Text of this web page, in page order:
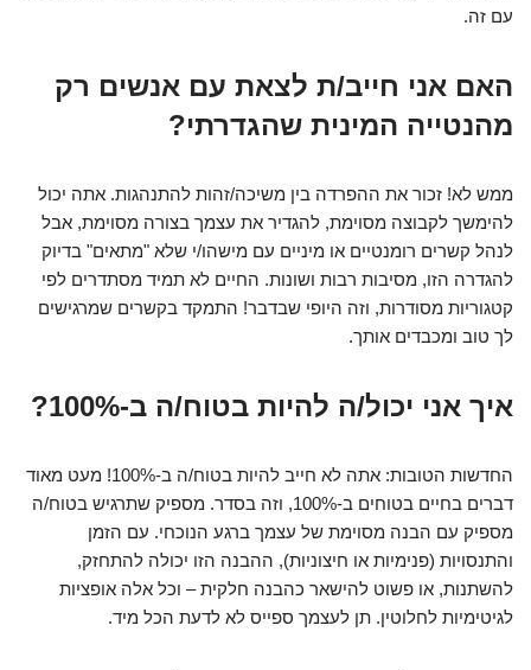
עם זה.
האם אני חייב/ת לצאת עם אנשים רק
מהנטייה המינית שהגדרתי?
ממש לא! זכור את ההפרדה בין משיכה/זהות להתנהגות. אתה יכול
להימשך לקבוצה מסוימת, להגדיר את עצמך בצורה מסוימת, אבל
לנהל קשרים רומנטיים או מיניים עם מישהו/י שלא "מתאים" בדיוק
להגדרה הזו, מסיבות רבות ושונות. החיים לא תמיד מסתדרים לפי
קטגוריות מסודרות, וזה היופי שבדבר! התמקד בקשרים שמרגישים
לך טוב ומכבדים אותך.
איך אני יכול/ה להיות בטוח/ה ב-100%?
החדשות הטובות: אתה לא חייב להיות בטוח/ה ב-100%! מעט מאוד
דברים בחיים בטוחים ב-100%, וזה בסדר. מספיק שתרגיש בטוח/ה
מספיק עם הבנה מסוימת של עצמך ברגע הנוכחי. עם הזמן
והתנסויות (פנימיות או חיצוניות), ההבנה הזו יכולה להתחזק,
להשתנות, או פשוט להישאר כהבנה חלקית – וכל אלה אופציות
לגיטימיות לחלוטין. תן לעצמך ספייס לא לדעת הכל מיד.